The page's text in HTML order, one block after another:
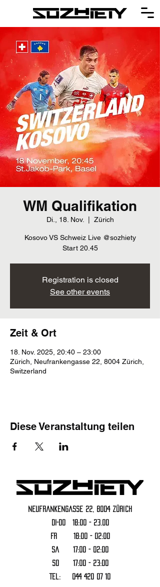
WM Qualifikation
Di., 18. Nov. Zürich
Kosovo VS Schweiz Live @sozhiety
Start 20.45
Registration is closed
See other events
Zeit & Ort
18. Nov. 2025, 20:40 – 23:00
Zürich, Neufrankengasse 22, 8004 Zürich,
Switzerland
Diese Veranstaltung teilen
Neufrankengasse 22, 8004 Zürich
DI-DO 18:00 - 23.00
FR 18:00 - 02:00
Sa 17:00 - 02:00
SO 17:00 - 23:00
Tel: 044 420 07 10